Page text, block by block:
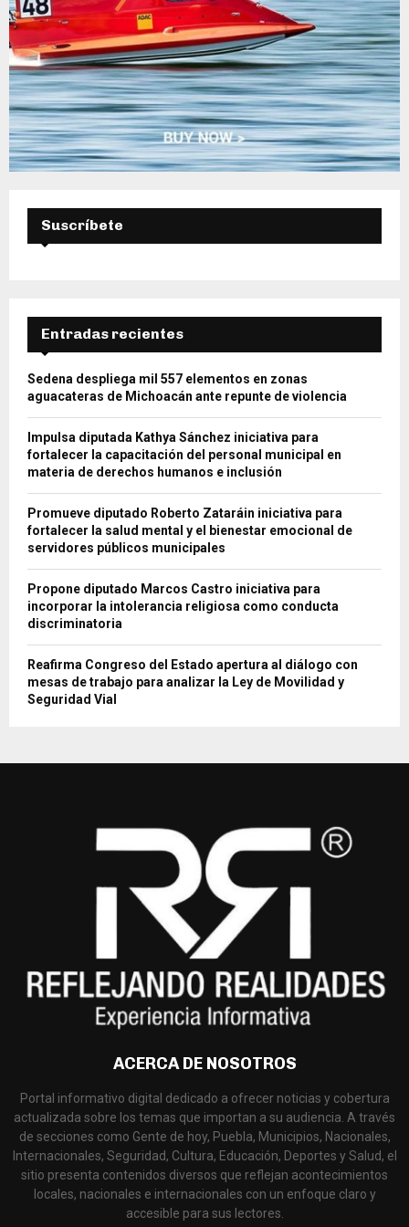
Suscríbete
Entradas recientes
Sedena despliega mil 557 elementos en zonas
aguacateras de Michoacán ante repunte de violencia
Impulsa diputada Kathya Sánchez iniciativa para
fortalecer la capacitación del personal municipal en
materia de derechos humanos e inclusión
Promueve diputado Roberto Zataráin iniciativa para
fortalecer la salud mental y el bienestar emocional de
servidores públicos municipales
Propone diputado Marcos Castro iniciativa para
incorporar la intolerancia religiosa como conducta
discriminatoria
Reafirma Congreso del Estado apertura al diálogo con
mesas de trabajo para analizar la Ley de Movilidad y
Seguridad Vial
ACERCA DE NOSOTROS
Portal informativo digital dedicado a ofrecer noticias y cobertura
actualizada sobre los temas que importan a su audiencia. A través
de secciones como Gente de hoy, Puebla, Municipios, Nacionales,
Internacionales, Seguridad, Cultura, Educación, Deportes y Salud, el
sitio presenta contenidos diversos que reflejan acontecimientos
locales, nacionales e internacionales con un enfoque claro y
accesible para sus lectores.